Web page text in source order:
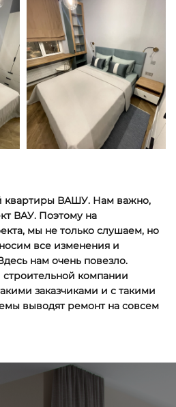
квартиры ВАШУ. Нам важно,
ВАУ. Поэтому на
мы не только слушаем, но
все изменения и
нам очень повезло.
компании
заказчиками и с такими
выводят ремонт на совсем